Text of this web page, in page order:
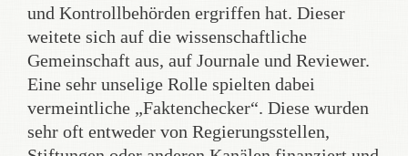
und Kontrollbehörden ergriffen hat. Dieser
weitete sich auf die wissenschaftliche
Gemeinschaft aus, auf Journale und Reviewer.
Eine sehr unselige Rolle spielten dabei
vermeintliche „Faktenchecker“. Diese wurden
sehr oft entweder von Regierungsstellen,